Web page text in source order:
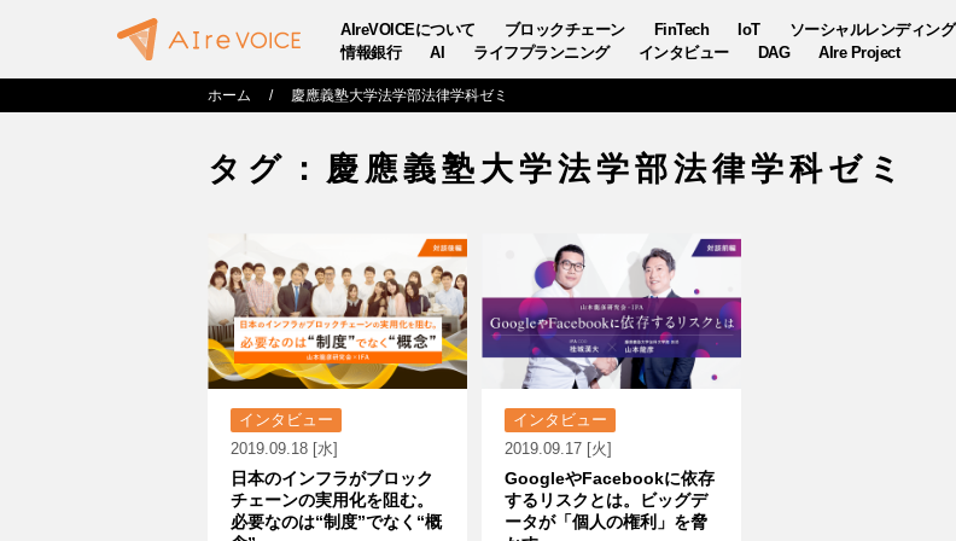
AIreVOICEについて ブロックチェーン FinTech IoT ソーシャルレンディング
情報銀行
AI ライフプランニング インタビュー DAG AIre Project
ホーム 慶應義塾大学法学部法律学科ゼミ
タグ：慶應義塾大学法学部法律学科ゼミ
インタビュー
2019.09.18 [水]
日本のインフラがブロック
チェーンの実用化を阻む。
必要なのは“制度”でなく“概
インタビュー
2019.09.17 [火]
GoogleやFacebookに依存
するリスクとは。ビッグデ
ータが「個人の権利」を脅